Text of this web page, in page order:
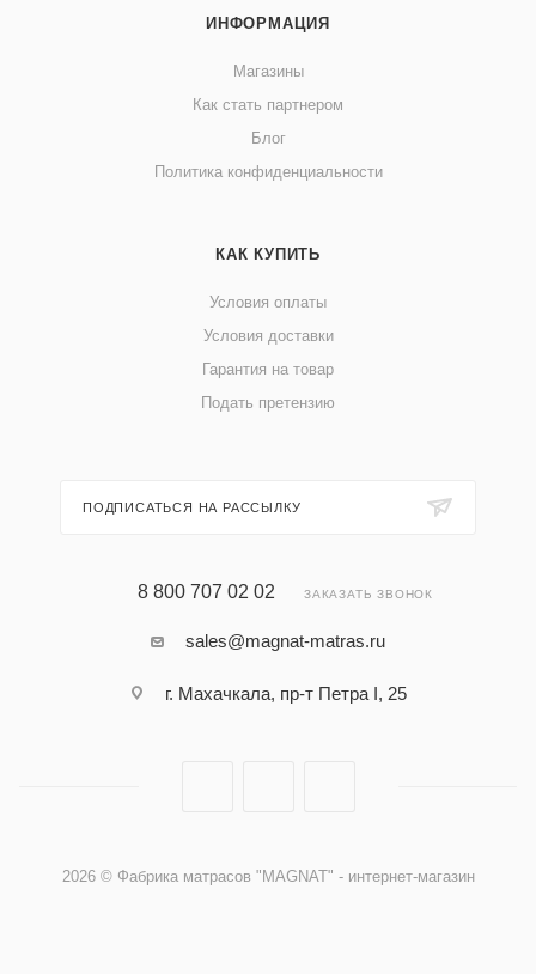
ИНФОРМАЦИЯ
Магазины
Как стать партнером
Блог
Политика конфиденциальности
КАК КУПИТЬ
Условия оплаты
Условия доставки
Гарантия на товар
Подать претензию
ПОДПИСАТЬСЯ НА РАССЫЛКУ
8 800 707 02 02 ЗАКАЗАТЬ ЗВОНОК
sales@magnat-matras.ru
г. Махачкала, пр-т Петра I, 25
2026 © Фабрика матрасов "MAGNAT" - интернет-магазин